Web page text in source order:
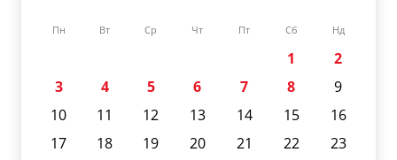
Пн Вт Ср Чт Пт Сб Нд
1
2
3
4 5 6 7 8
9
10
11 12 13 14 15
16
17
18 19 20 21 22
23